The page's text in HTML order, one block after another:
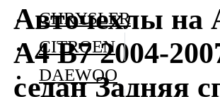
Авточехлы на
A4 В7 2004-
седан Задняя
CHRYSLER
CITROEN
DAEWOO